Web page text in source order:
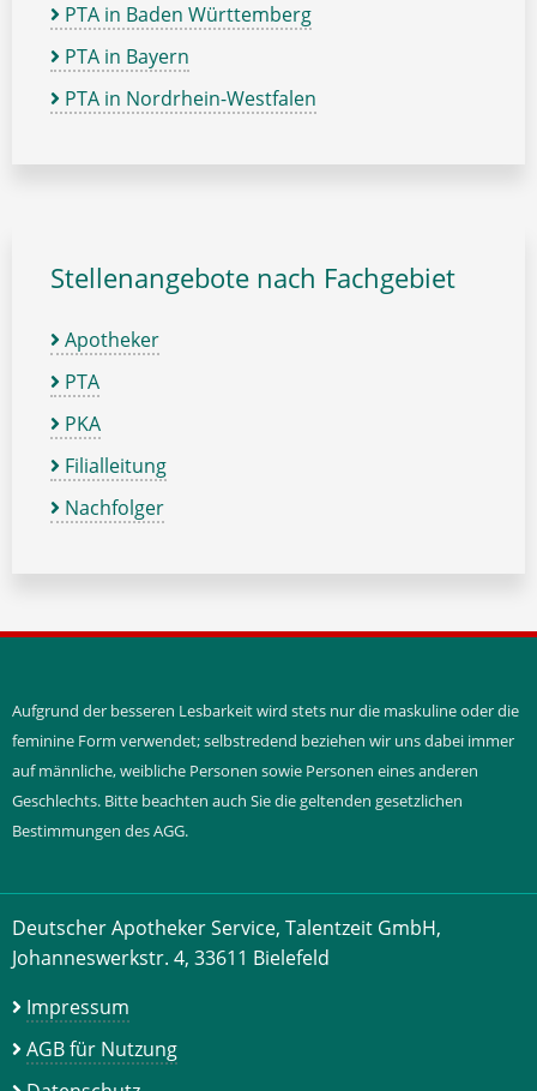
PTA in Baden Württemberg
PTA in Bayern
PTA in Nordrhein-Westfalen
Stellenangebote nach Fachgebiet
Apotheker
PTA
PKA
Filialleitung
Nachfolger
Aufgrund der besseren Lesbarkeit wird stets nur die maskuline oder die
feminine Form verwendet; selbstredend beziehen wir uns dabei immer
auf männliche, weibliche Personen sowie Personen eines anderen
Geschlechts. Bitte beachten auch Sie die geltenden gesetzlichen
Bestimmungen des AGG.
Deutscher Apotheker Service, Talentzeit GmbH,
Johanneswerkstr. 4, 33611 Bielefeld
Impressum
AGB für Nutzung